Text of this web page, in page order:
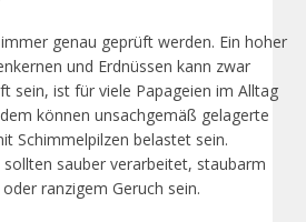
genau geprüft werden. Ein hoher
und Erdnüssen kann zwar
sein, ist für viele Papageien im Alltag
können unsachgemäß gelagerte
Schimmelpilzen belastet sein.
sauber verarbeitet, staubarm
ranzigem Geruch sein.